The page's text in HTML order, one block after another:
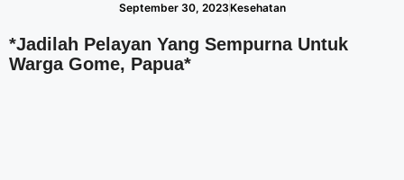
September 30, 2023Kesehatan
*Jadilah Pelayan Yang Sempurna Untuk
Warga Gome, Papua*